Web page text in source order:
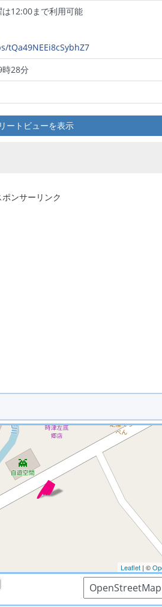
12:00まで利用可能
tQa49NEEi8cSybhZ7
28分
ートビューを表示
ポンサーリンク
検索、表示中です ※
Leaflet| ©